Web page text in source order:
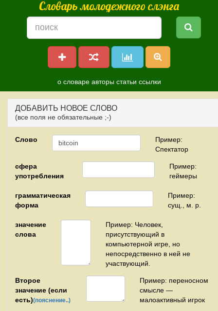
Словарь молодежного слэнга
о словаре авторы статьи ссылки
ДОБАВИТЬ НОВОЕ СЛОВО
(все поля не обязательные ;-)
Слово
Пример:
Спектатор
сфера
употребления
Пример:
геймеры
грамматическая
форма
Пример:
сущ., м. р.
значение
слова
Пример: Человек,
присутствующий в
компьютерной игре, но
непосредственно в ней не
участвующий.
Второе
значение (если
есть)(пояснение..)
Пример: переносном
смысле —
малоактивный игрок